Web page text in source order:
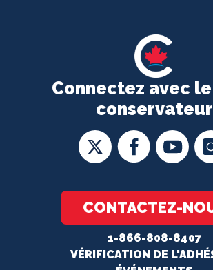
Connectez avec
conservateur
CONTACTEZ-
1-866-808-8407
VÉRIFICATION DE